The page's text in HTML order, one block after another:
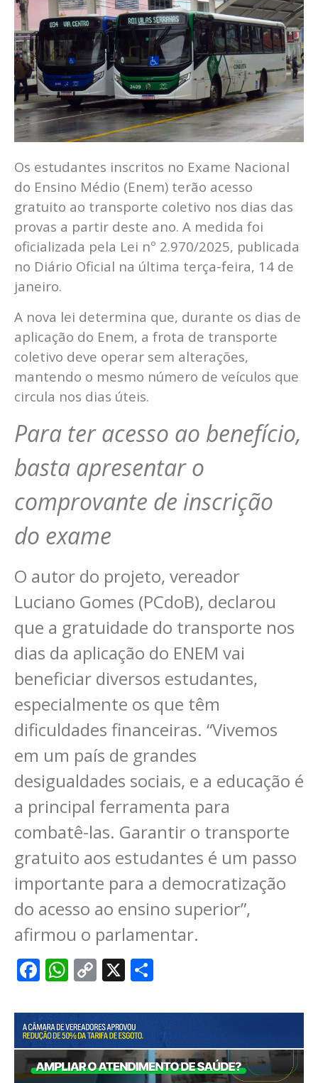
Os estudantes inscritos no Exame Nacional
do Ensino Médio (Enem) terão acesso
gratuito ao transporte coletivo nos dias das
provas a partir deste ano. A medida foi
oficializada pela Lei nº 2.970/2025, publicada
no Diário Oficial na última terça-feira, 14 de
janeiro.
A nova lei determina que, durante os dias de
aplicação do Enem, a frota de transporte
coletivo deve operar sem alterações,
mantendo o mesmo número de veículos que
circula nos dias úteis.
Para ter acesso ao benefício,
basta apresentar o
comprovante de inscrição
do exame
O autor do projeto, vereador
Luciano Gomes (PCdoB), declarou
que a gratuidade do transporte nos
dias da aplicação do ENEM vai
beneficiar diversos estudantes,
especialmente os que têm
dificuldades financeiras. “Vivemos
em um país de grandes
desigualdades sociais, e a educação é
a principal ferramenta para
combatê-las. Garantir o transporte
gratuito aos estudantes é um passo
importante para a democratização
do acesso ao ensino superior”,
afirmou o parlamentar.
Facebook
WhatsApp
Copy
X